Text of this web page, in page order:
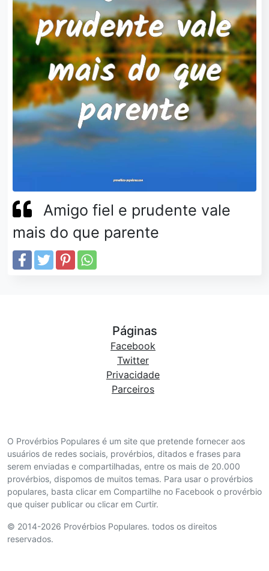
Amigo fiel e prudente vale
mais do que parente
O Provérbios Populares é um site que pretende fornecer aos
usuários de redes sociais, provérbios, ditados e frases para
serem enviadas e compartilhadas, entre os mais de 20.000
provérbios, dispomos de muitos temas. Para usar o provérbios
populares, basta clicar em Compartilhe no Facebook o provérbio
que quiser publicar ou clicar em Curtir.
© 2014-2026 Provérbios Populares. todos os direitos
reservados.
Páginas
Facebook
Twitter
Privacidade
Parceiros